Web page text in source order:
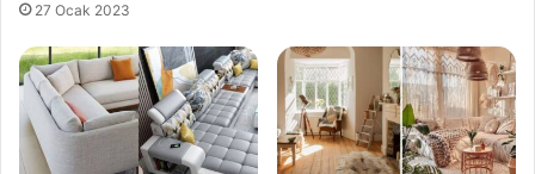
27 Ocak 2023